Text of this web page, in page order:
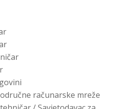
računarske mreže